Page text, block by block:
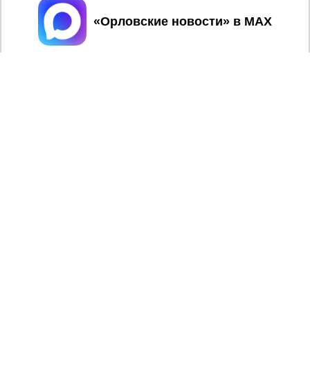
Принять